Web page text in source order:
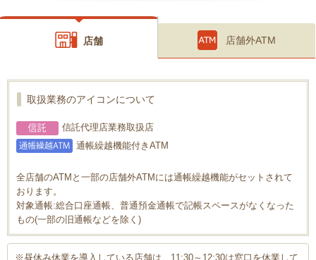
店舗 店舗外ATM
取扱業務のアイコンについて
信託代理店業務取扱店
通帳繰越機能付きATM
全店舗のATMと一部の店舗外ATMには通帳繰越機能がセットされて
おります。
対象通帳:総合口座通帳、普通預金通帳で記帳スペースがなくなった
もの(一部の旧通帳などを除く)
※昼休み休業を導入している店舗は、11:30～12:30は窓口を休業して